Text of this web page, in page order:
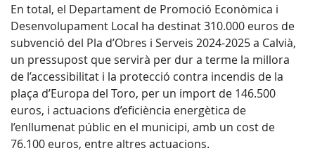
En total, el Departament de Promoció Econòmica i
Desenvolupament Local ha destinat 310.000 euros de
subvenció del Pla d’Obres i Serveis 2024-2025 a Calvià,
un pressupost que servirà per dur a terme la millora
de l’accessibilitat i la protecció contra incendis de la
plaça d’Europa del Toro, per un import de 146.500
euros, i actuacions d’eficiència energètica de
l’enllumenat públic en el municipi, amb un cost de
76.100 euros, entre altres actuacions.